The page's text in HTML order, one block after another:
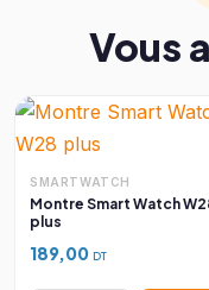
Vous
SMARTWATCH
Montre Smart Watch
plus
189,00 DT